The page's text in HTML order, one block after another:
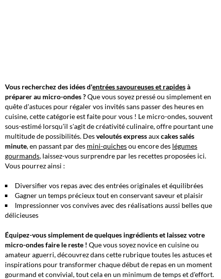
Vous recherchez des idées d'entrées savoureuses et rapidesà
préparer au micro-ondes ?Que vous soyez pressé ou simplement en
quête d'astuces pour régaler vos invités sans passer des heures en
cuisine, cette catégorie est faite pour vous ! Le micro-ondes, souvent
sous-estimé lorsqu'il s'agit de créativité culinaire, offre pourtant une
multitude de possibilités. Desveloutés expressauxcakes salés
minute, en passant par des mini-quichesou encore des légumes
gourmands, laissez-vous surprendre par les recettes proposées ici.
Vous pourrez ainsi :
Diversifier vos repas avec des entrées originales et équilibrées
Gagner un temps précieux tout en conservant saveur et plaisir
Impressionner vos convives avec des réalisations aussi belles que
délicieuses
Équipez-vous simplement de quelques ingrédients et laissez votre
micro-ondes faire le reste ! Que vous soyez novice en cuisine ou
amateur aguerri, découvrez dans cette rubrique toutes les astuces et
inspirations pour transformer chaque début de repas en un moment
gourmand et convivial, tout cela en un minimum de temps et d'effort.